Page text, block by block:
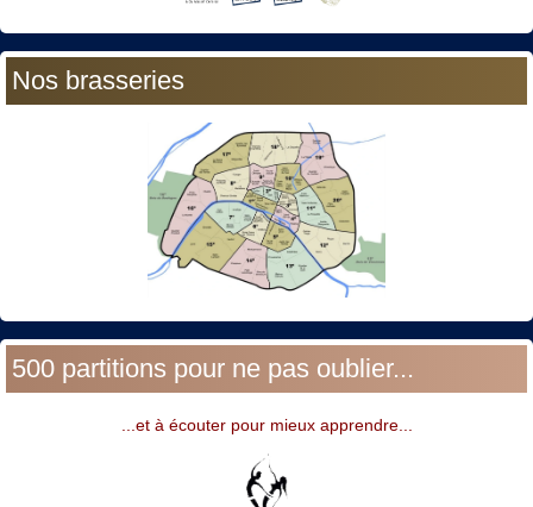
Nos brasseries
500 partitions pour ne pas oublier...
...et à écouter pour mieux apprendre...